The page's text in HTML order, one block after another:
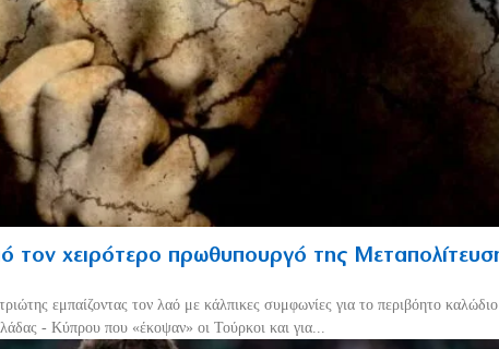
τον χειρότερο πρωθυπουργό της
εμπαίζοντας τον λαό με κάλπικες συμφωνίες για το περιβόητο
- Κύπρου που «έκοψαν» οι Τούρκοι και για...